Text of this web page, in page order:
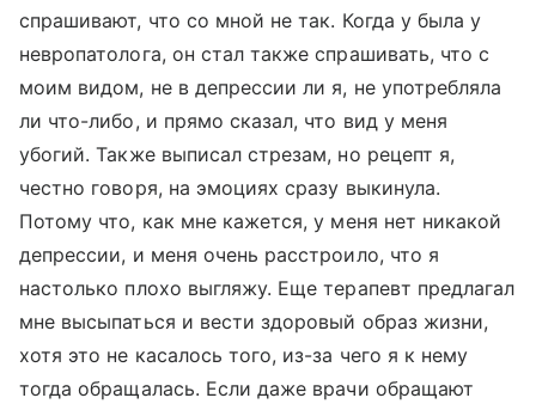
спрашивают, что со мной не так. Когда у была у
невропатолога, он стал также спрашивать, что с
моим видом, не в депрессии ли я, не употребляла
ли что-либо, и прямо сказал, что вид у меня
убогий. Также выписал стрезам, но рецепт я,
честно говоря, на эмоциях сразу выкинула.
Потому что, как мне кажется, у меня нет никакой
депрессии, и меня очень расстроило, что я
настолько плохо выгляжу. Еще терапевт предлагал
мне высыпаться и вести здоровый образ жизни,
хотя это не касалось того, из-за чего я к нему
тогда обращалась. Если даже врачи обращают